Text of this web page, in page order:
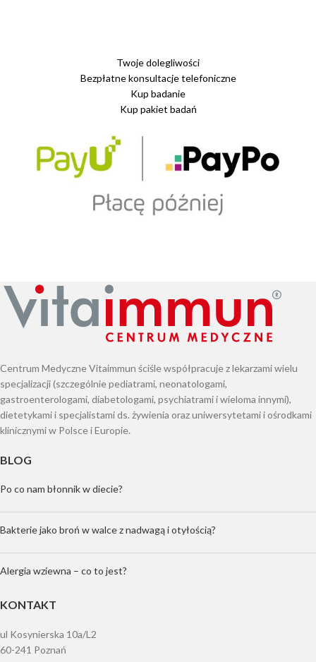
Twoje dolegliwości
Bezpłatne konsultacje telefoniczne
Kup badanie
Kup pakiet badań
Centrum Medyczne Vitaimmun ściśle współpracuje z lekarzami wielu
specjalizacji (szczególnie pediatrami, neonatologami,
gastroenterologami, diabetologami, psychiatrami i wieloma innymi),
dietetykami i specjalistami ds. żywienia oraz uniwersytetami i ośrodkami
klinicznymi w Polsce i Europie.
BLOG
Po co nam błonnik w diecie?
Bakterie jako broń w walce z nadwagą i otyłością?
Alergia wziewna – co to jest?
KONTAKT
ul Kosynierska 10a/L2
60-241 Poznań